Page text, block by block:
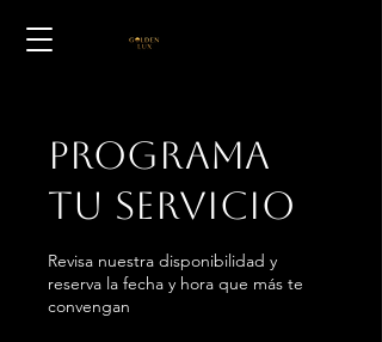
Programa
tu servicio
Revisa nuestra disponibilidad y
reserva la fecha y hora que más te
convengan